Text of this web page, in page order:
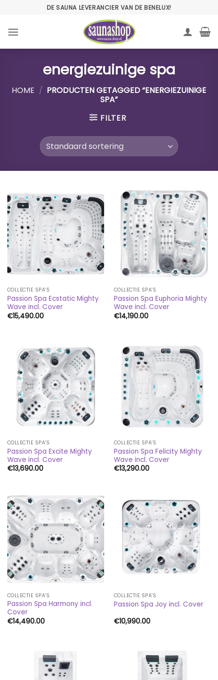
inhoud
DE SAUNA LEVERANCIER VAN DE BENELUX!
energiezuinige spa
HOME / PRODUCTEN GETAGGED “ENERGIEZUINIGE
SPA”
FILTER
COLLECTIE SPA'S
Passion Spa Ecstatic Mighty
Wave incl. Cover
€15,490.00
COLLECTIE SPA'S
Passion Spa Euphoria Mighty
Wave incl. Cover
€14,190.00
COLLECTIE SPA'S
Passion Spa Excite Mighty
Wave incl. Cover
€13,690.00
COLLECTIE SPA'S
Passion Spa Felicity Mighty
Wave incl. Cover
€13,290.00
COLLECTIE SPA'S
Passion Spa Harmony incl.
Cover
€14,490.00
COLLECTIE SPA'S
Passion Spa Joy incl. Cover
€10,990.00